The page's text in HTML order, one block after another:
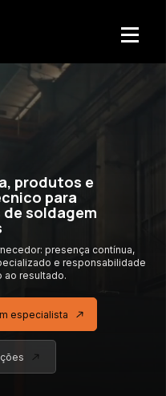
produtos e
para
soldagem
presença contínua,
e responsabilidade
ao resultado.
especialista